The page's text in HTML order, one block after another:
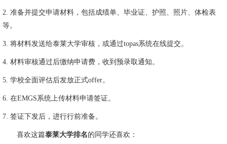
2. 准备并提交申请材料，包括成绩单、毕业证、护照、照片、体检表
等。
3. 将材料发送给泰莱大学审核，或通过topas系统在线提交。
4. 材料审核通过后缴纳申请费，收到预录取通知。
5. 学校全面评估后发放正式offer。
6. 在EMGS系统上传材料申请签证。
7. 签证下发后，进行行前准备。
喜欢这篇泰莱大学排名的同学还喜欢：